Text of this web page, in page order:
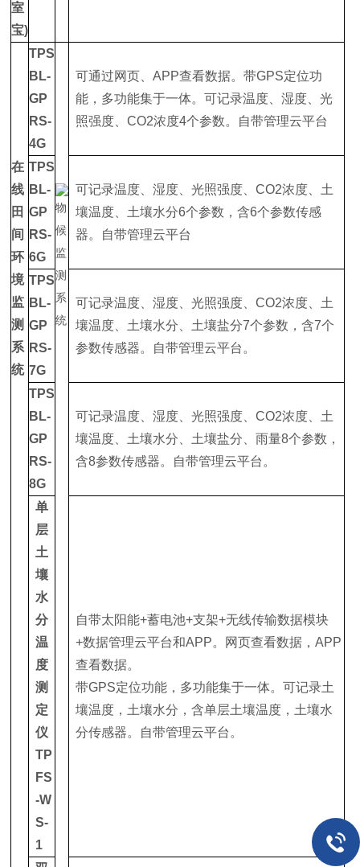
室
宝)
在
线
田
间
环
境
监
测
系
统
TPS
BL-
GP
RS-
4G
可通过网页、APP查看数据。带GPS定位功
能，多功能集于一体。可记录温度、湿度、光
照强度、CO2浓度4个参数。自带管理云平台
TPS
BL-
GP
RS-
6G
可记录温度、湿度、光照强度、CO2浓度、土
壤温度、土壤水分6个参数，含6个参数传感
器。自带管理云平台
TPS
BL-
GP
RS-
7G
可记录温度、湿度、光照强度、CO2浓度、土
壤温度、土壤水分、土壤盐分7个参数，含7个
参数传感器。自带管理云平台。
TPS
BL-
GP
RS-
8G
可记录温度、湿度、光照强度、CO2浓度、土
壤温度、土壤水分、土壤盐分、雨量8个参数，
含8参数传感器。自带管理云平台。
单
层
土
壤
水
分
温
度
测
定
仪
TP
FS
-W
S-
1
自带太阳能+蓄电池+支架+无线传输数据模块
+数据管理云平台和APP。网页查看数据，APP
查看数据。
带GPS定位功能，多功能集于一体。可记录土
壤温度，土壤水分，含单层土壤温度，土壤水
分传感器。自带管理云平台。